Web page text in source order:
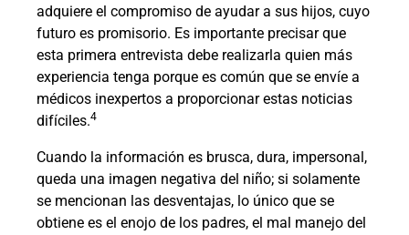
adquiere el compromiso de ayudar a sus hijos, cuyo
futuro es promisorio. Es importante precisar que
esta primera entrevista debe realizarla quien más
experiencia tenga porque es común que se envíe a
médicos inexpertos a proporcionar estas noticias
difíciles.4
Cuando la información es brusca, dura, impersonal,
queda una imagen negativa del niño; si solamente
se mencionan las desventajas, lo único que se
obtiene es el enojo de los padres, el mal manejo del